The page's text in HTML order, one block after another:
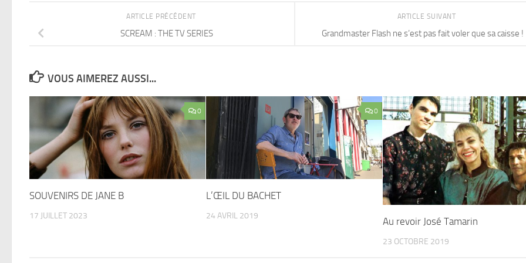
ARTICLE SUIVANT
Grandmaster Flash ne s’est pas fait voler que sa caisse !
ARTICLE PRÉCÉDENT
SCREAM : THE TV SERIES
VOUS AIMEREZ AUSSI...
0
SOUVENIRS DE JANE B
17 JUILLET 2023
0
L’ŒIL DU BACHET
24 AVRIL 2019 Au revoir José Tamarin
23 OCTOBRE 2019